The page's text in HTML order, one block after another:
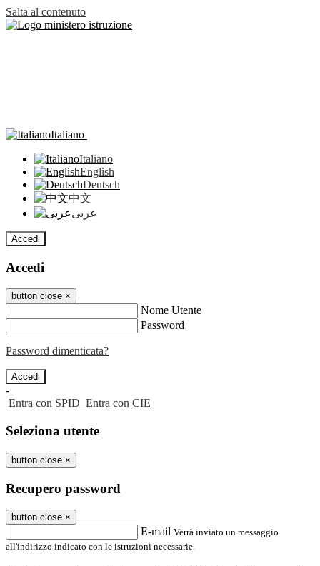
Salta al contenuto
Italiano
Italiano
English
Deutsch
中文
عربى
Accedi
Accedi
button close ×
Nome Utente
Password
Password dimenticata?
-
Entra con SPID Entra con CIE
Seleziona utente
button close ×
Recupero password
button close ×
E-mail Verrà inviato un messaggio
all'indirizzo indicato con le istruzioni necessarie.